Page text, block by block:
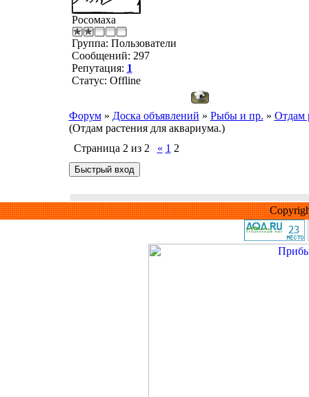
Росомаха
Группа: Пользователи
Сообщений: 297
Репутация: 1
Статус: Offline
Форум » Доска объявлений » Рыбы и пр. » Отдам
(Отдам растения для аквариума.)
Страница 2 из 2 « 1 2